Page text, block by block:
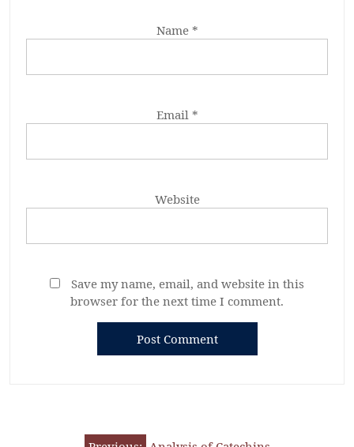
Name *
Email *
Website
Save my name, email, and website in this
browser for the next time I comment.